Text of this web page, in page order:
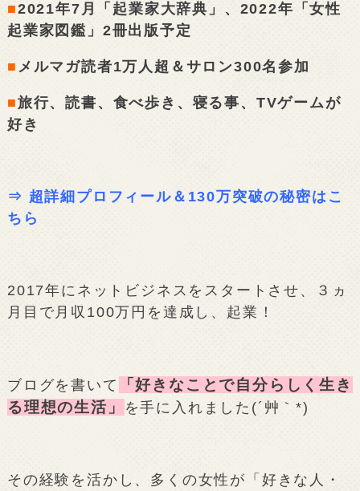
■2021年7月「起業家大辞典」、2022年「女性
起業家図鑑」2冊出版予定
■ メルマガ読者1万人超＆サロン300名参加
■旅行、読書、食べ歩き、寝る事、TVゲームが
好き
⇒ 超詳細プロフィール＆130万突破の秘密はこ
ちら
2017年にネットビジネスをスタートさせ、３ヵ
月目で月収100万円を達成し、起業！
ブログを書いて
「好きなことで自分らしく生き
る理想の生活」
を手に入れました(´艸｀*)
その経験を活かし、多くの女性が「好きな人・